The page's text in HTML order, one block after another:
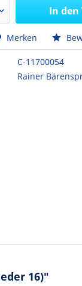
In den
Merken
C-11700054
Rainer
16)"